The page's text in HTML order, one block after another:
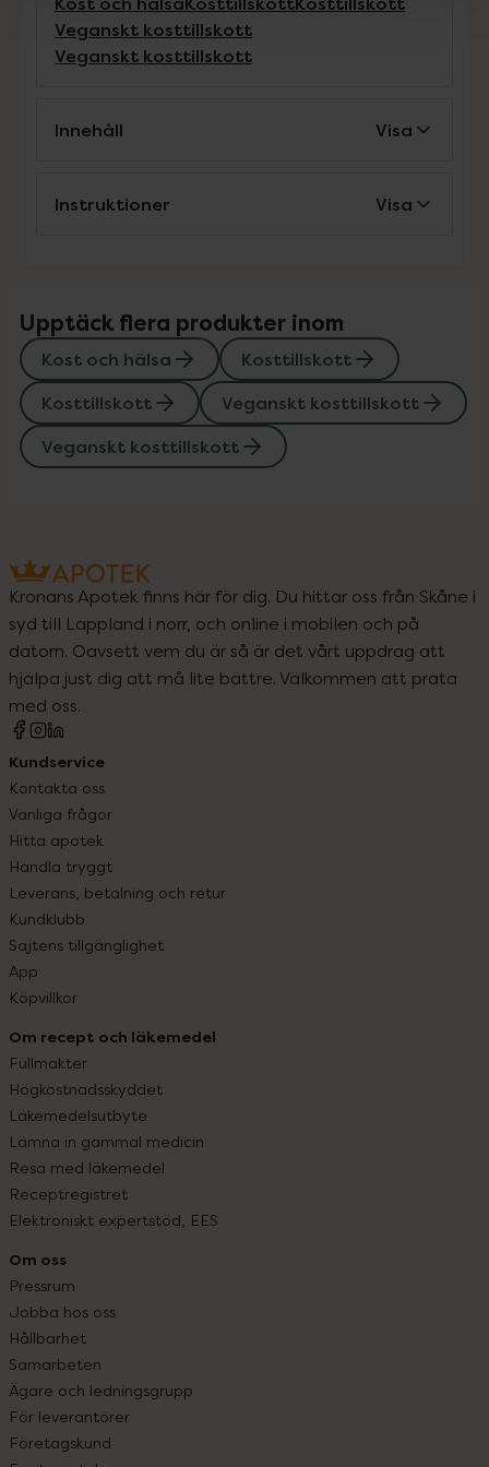
Veganskt kosttillskott
Veganskt kosttillskott
Innehåll Visa
Instruktioner Visa
Upptäck flera produkter inom
Kost och hälsa
Kosttillskott
Kosttillskott
Veganskt kosttillskott
Veganskt kosttillskott
Kronans Apotek finns här för dig. Du hittar oss från Skåne i
syd till Lappland i norr, och online i mobilen och på
datorn. Oavsett vem du är så är det vårt uppdrag att
hjälpa just dig att må lite bättre. Välkommen att prata
med oss.
Kundservice
Kontakta oss
Vanliga frågor
Hitta apotek
Handla tryggt
Leverans, betalning och retur
Kundklubb
Sajtens tillgänglighet
App
Köpvillkor
Om recept och läkemedel
Fullmakter
Högkostnadsskyddet
Läkemedelsutbyte
Lämna in gammal medicin
Resa med läkemedel
Receptregistret
Elektroniskt expertstöd, EES
Om oss
Pressrum
Jobba hos oss
Hållbarhet
Samarbeten
Ägare och ledningsgrupp
För leverantörer
Företagskund